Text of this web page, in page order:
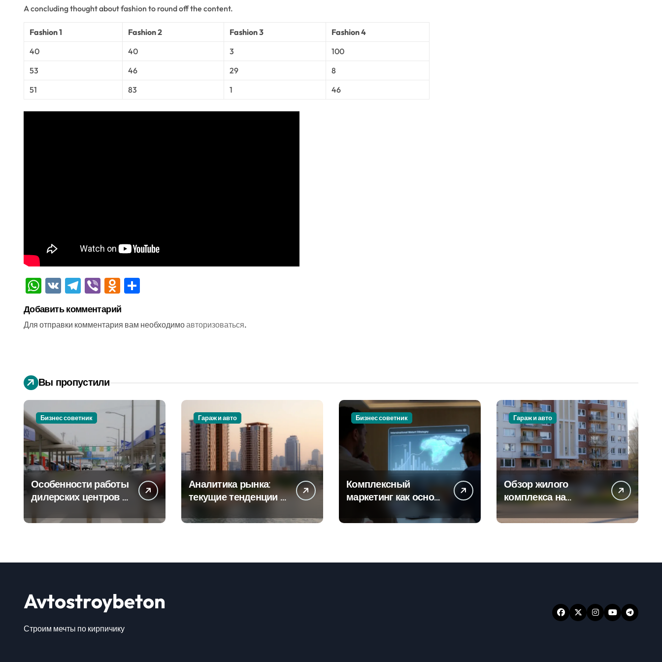
A concluding thought about fashion to round off the content.
Fashion 1 Fashion 2 Fashion 3
Fashion 4
40
40 3
100
53
46 29
8
51
83 1 46
WhatsApp
VK Telegram
ViberOdnoklassniki
Добавить комментарий
Для отправки комментария вам необходимоавторизоваться.
Вы пропустили
Бизнес советник
Особенности работы
дилерских центров и
на крупных
Гараж и авто
Аналитика рынка:
текущие тенденции в
новостроек и
Бизнес советник
Комплексный
маркетинг как основа
стратегии
Гараж и авто
Обзор жилого
комплекса на
24
Avtostroybeton
Строим мечты по кирпичику